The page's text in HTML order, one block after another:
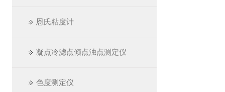
恩氏粘度计
凝点冷滤点倾点浊点测定仪
色度测定仪